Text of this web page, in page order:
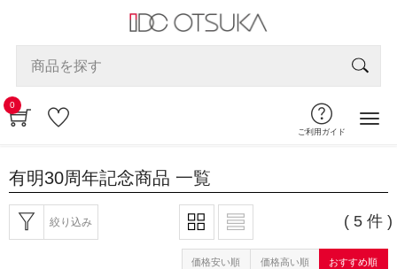
0
ご利用ガイド
有明30周年記念商品 一覧
絞り込み ( 5 件 )
価格安い順 価格高い順 おすすめ順